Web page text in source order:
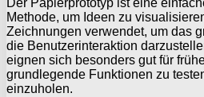
Methode, um Ideen zu
Zeichnungen verwendet, um das
die Benutzerinteraktion
eignen sich besonders gut für
grundlegende Funktionen zu
einzuholen.